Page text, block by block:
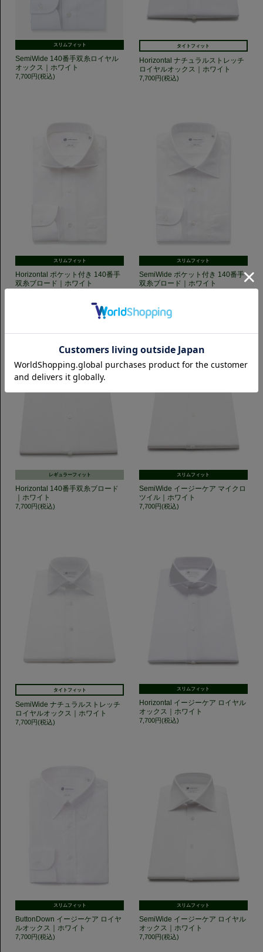
スリムフィット
SemiWide 140番手双糸ロイヤル
オックス｜ホワイト
7,700円(税込)
タイトフィット
Horizontal ナチュラルストレッチ
ロイヤルオックス｜ホワイト
7,700円(税込)
スリムフィット
Horizontal ポケット付き 140番手
双糸ブロード｜ホワイト
スリムフィット
SemiWide ポケット付き 140番手
双糸ブロード｜ホワイト
レギュラーフィット
Horizontal 140番手双糸ブロード
｜ホワイト
7,700円(税込)
スリムフィット
SemiWide イージーケア マイクロ
ツイル｜ホワイト
7,700円(税込)
タイトフィット
SemiWide ナチュラルストレッチ
ロイヤルオックス｜ホワイト
7,700円(税込)
スリムフィット
Horizontal イージーケア ロイヤル
オックス｜ホワイト
7,700円(税込)
スリムフィット
ButtonDown イージーケア ロイヤ
ルオックス｜ホワイト
7,700円(税込)
スリムフィット
SemiWide イージーケア ロイヤル
オックス｜ホワイト
7,700円(税込)